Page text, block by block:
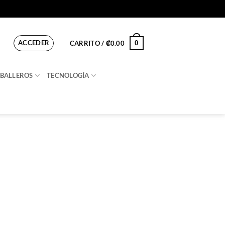
ACCEDER CARRITO / ₡0.00 0
TECNOLOGÍA